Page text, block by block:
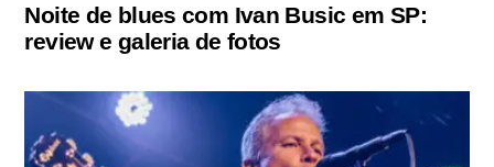
Noite de blues com Ivan Busic em SP:
review e galeria de fotos